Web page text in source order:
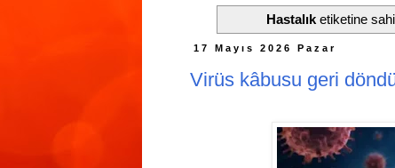
Hastalıketiketine
17 Mayıs 2026 Pazar
Virüs kâbusu geri